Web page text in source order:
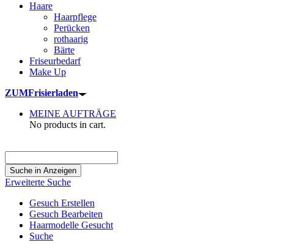
Haare
Haarpflege
Perücken
rothaarig
Bärte
Friseurbedarf
Make Up
ZUMFrisierladen
MEINE AUFTRÄGE
No products in cart.
nach:
Erweiterte Suche
Gesuch Erstellen
Gesuch Bearbeiten
Haarmodelle Gesucht
Suche